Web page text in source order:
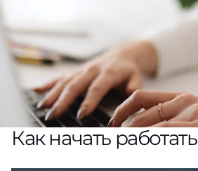
Как начать работать